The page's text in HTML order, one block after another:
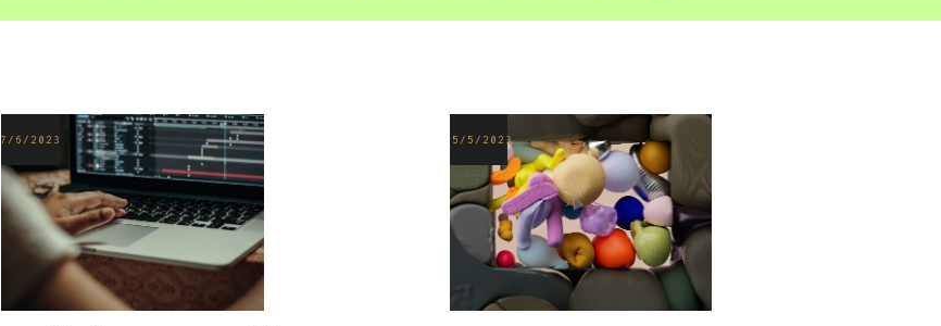
7/6/2023 25/5/2023